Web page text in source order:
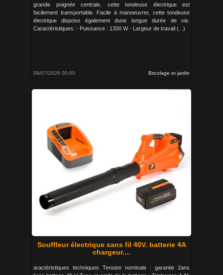
grande poignée centrale, cette tondeuse électrique est
facilement transportable. Facile à manoeuvrer, cette tondeuse
électrique dispose également dune longue durée de vie.
Caractéristiques: - Puissance : 1300 W - Largeur de travail (...)
08/07/2026 00:00 Bricolage et jardin
Souffleur électrique sans fil 40V. batterie 4A
chargeur....
aractéristiques techniques Tension nominale : garantie 2ans